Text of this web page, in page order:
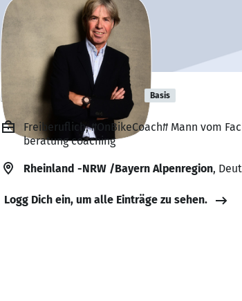
Klemens Walter Basis
Freiberuflich, #OnBikeCoach# Mann vom
beratung coaching
Rheinland -NRW /Bayern Alpenregion,
Logg Dich ein, um alle Einträge zu sehen.